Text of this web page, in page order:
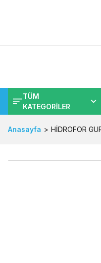
TÜM
KATEGORİLER
Anasayfa HİDROFOR